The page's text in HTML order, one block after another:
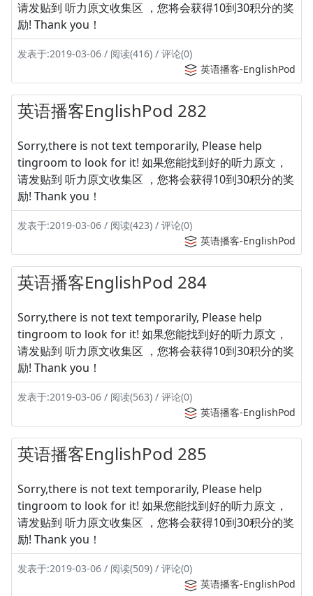
请发贴到 听力原文收集区 ，您将会获得10到30积分的奖
励! Thank you！
发表于:2019-03-06 / 阅读(416) / 评论(0)
英语播客-EnglishPod
英语播客EnglishPod 282
Sorry,there is not text temporarily, Please help
tingroom to look for it! 如果您能找到好的听力原文，
请发贴到 听力原文收集区 ，您将会获得10到30积分的奖
励! Thank you！
发表于:2019-03-06 / 阅读(423) / 评论(0)
英语播客-EnglishPod
英语播客EnglishPod 284
Sorry,there is not text temporarily, Please help
tingroom to look for it! 如果您能找到好的听力原文，
请发贴到 听力原文收集区 ，您将会获得10到30积分的奖
励! Thank you！
发表于:2019-03-06 / 阅读(563) / 评论(0)
英语播客-EnglishPod
英语播客EnglishPod 285
Sorry,there is not text temporarily, Please help
tingroom to look for it! 如果您能找到好的听力原文，
请发贴到 听力原文收集区 ，您将会获得10到30积分的奖
励! Thank you！
发表于:2019-03-06 / 阅读(509) / 评论(0)
英语播客-EnglishPod